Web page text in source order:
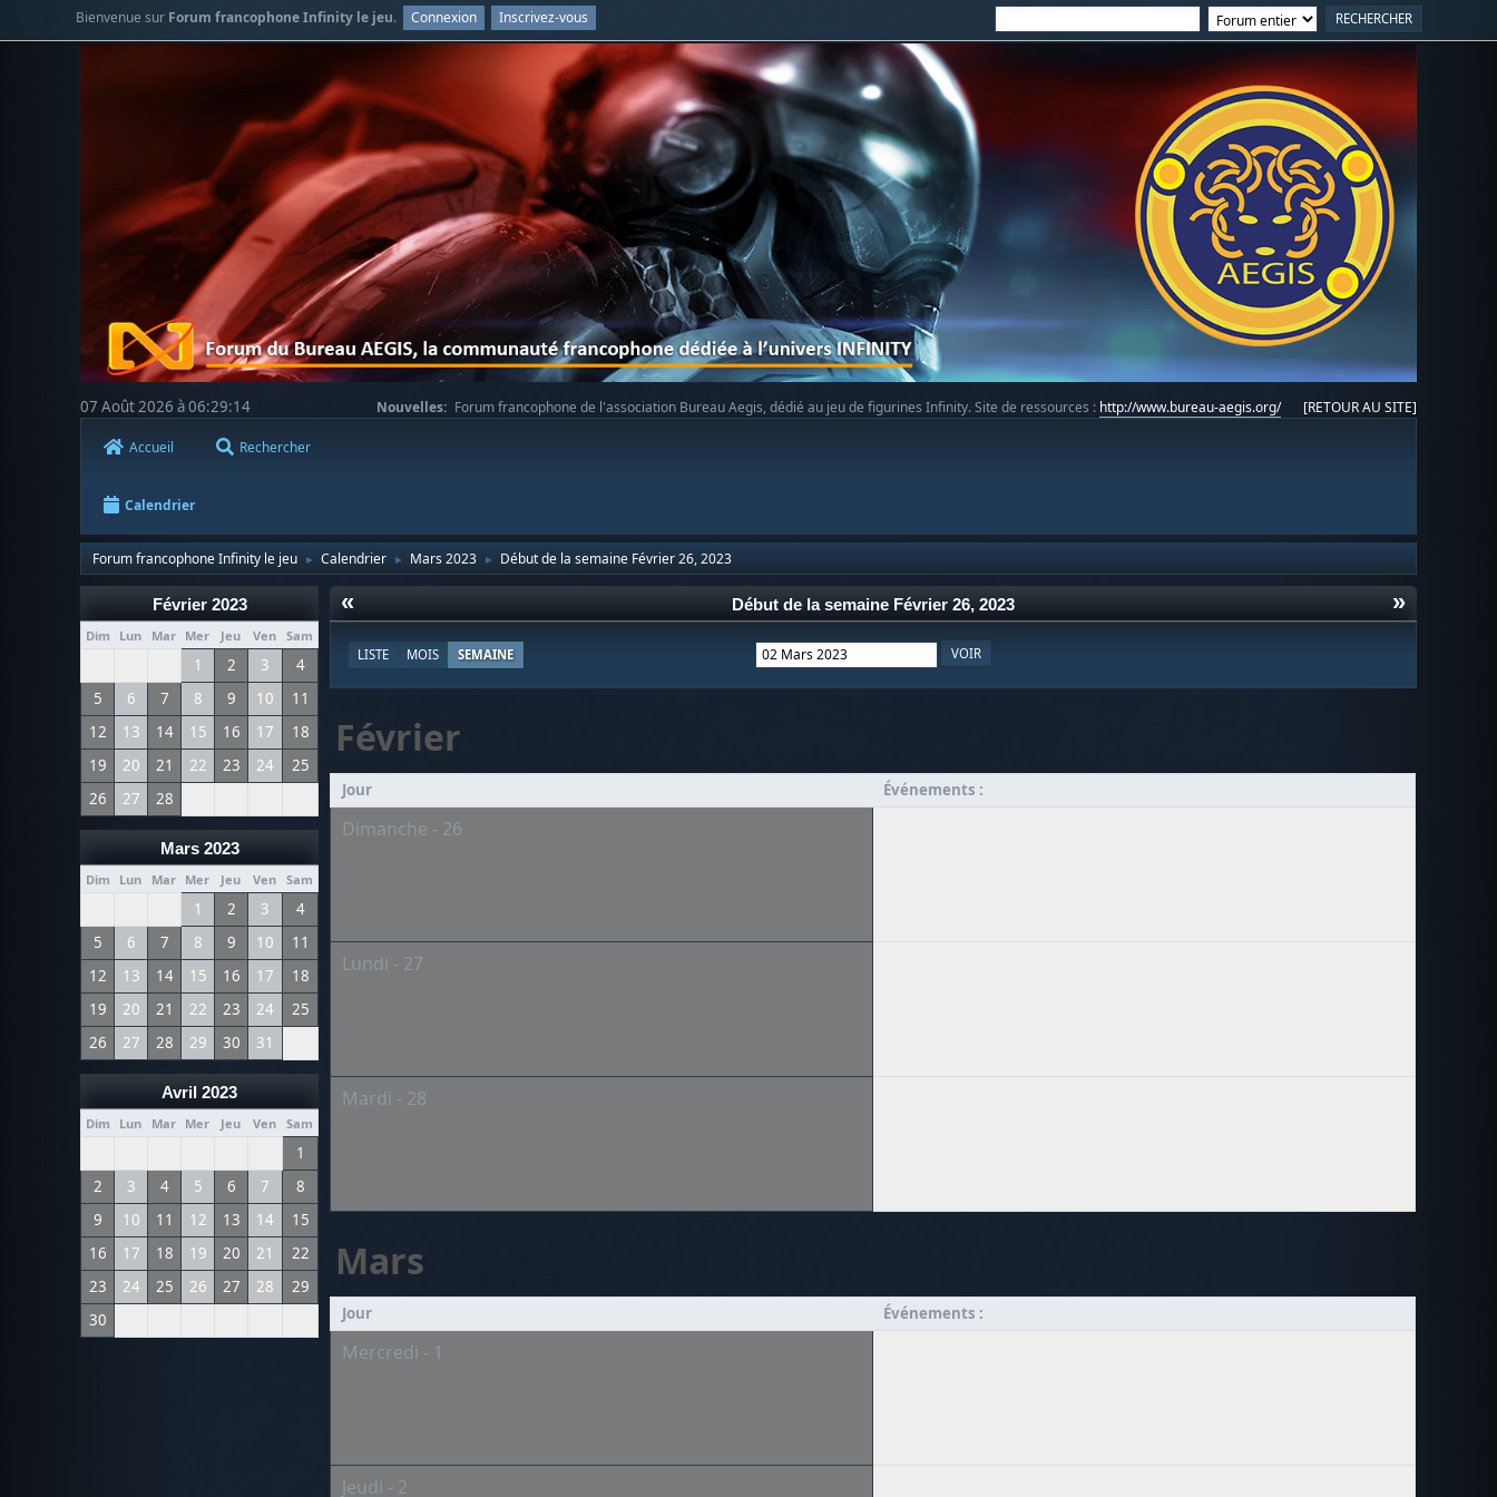
Bienvenue sur Forum francophone Infinity le jeu. Connexion Inscrivez-vous
[RETOUR AU SITE]
07 Août 2026 à 06:29:14 Nouvelles: Forum francophone de l'association Bureau Aegis, dédié au jeu de figurines Infinity. Site de ressources : http://www.bureau-aegis.org/
Accueil Rechercher
Calendrier
Forum francophone Infinity le jeu ► Calendrier ► Mars 2023 ► Début de la semaine Février 26, 2023
Février 2023
Dim Lun Mar Mer Jeu Ven Sam
1 2 3
4
5
6 7 8 9 10
11
12
13 14 15 16 17
18
19
20 21 22 23 24
25
26
27 28
Mars 2023
Dim Lun Mar Mer Jeu Ven Sam
1 2 3
4
5
6 7 8 9 10
11
12
13 14 15 16 17
18
19
20 21 22 23 24
25
26
27 28 29 30 31
Avril 2023
Dim Lun Mar Mer Jeu Ven Sam
1
2
3 4 5 6 7
8
9
10 11 12 13 14
15
16
17 18 19 20 21
22
23
24 25 26 27 28
29
30
« »
Début de la semaine Février 26, 2023
LISTE MOIS SEMAINE
Février
Jour Événements :
Dimanche - 26
Lundi - 27
Mardi - 28
Mars
Jour Événements :
Mercredi - 1
Jeudi - 2